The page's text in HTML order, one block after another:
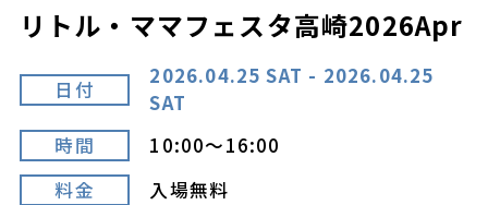
リトル・ママフェスタ高崎2026Apr
日付
2026.04.25 SAT - 2026.04.25
SAT
時間
10:00～16:00
料金
入場無料